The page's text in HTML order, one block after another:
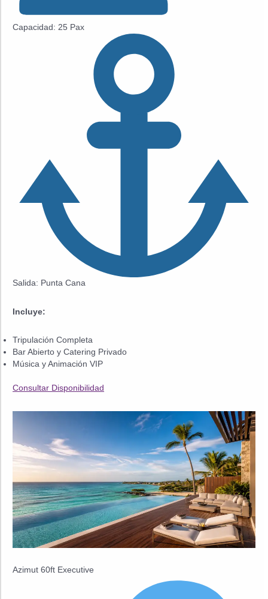
Capacidad: 25 Pax
Salida: Punta Cana
Incluye:
Tripulación Completa
Bar Abierto y Catering Privado
Música y Animación VIP
Consultar Disponibilidad
Azimut 60ft Executive